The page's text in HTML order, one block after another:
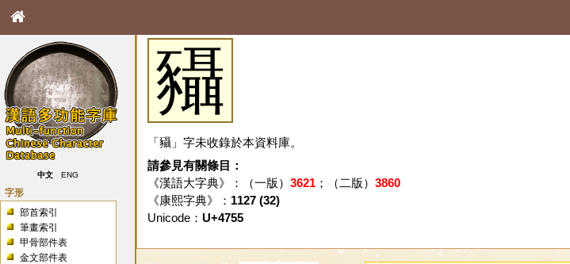
中文 ENG
字形
部首索引
筆畫索引
甲骨部件表
金文部件表
䝕
「䝕」字未收錄於本資料庫。
請參見有關條目：
《漢語大字典》：（一版） 3621；（二版） 3860
《康熙字典》： 1127 (32)
Unicode： U+4755